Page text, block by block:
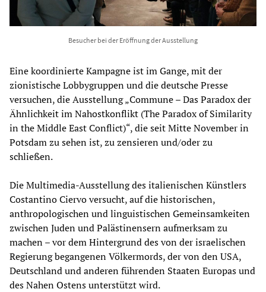
Besucher bei der Eröffnung der Ausstellung
Eine koordinierte Kampagne ist im Gange, mit der
zionistische Lobbygruppen und die deutsche Presse
versuchen, die Ausstellung „Commune – Das Paradox der
Ähnlichkeit im Nahostkonflikt (The Paradox of Similarity
in the Middle East Conflict)“, die seit Mitte November in
Potsdam zu sehen ist, zu zensieren und/oder zu
schließen.
Die Multimedia-Ausstellung des italienischen Künstlers
Costantino Ciervo versucht, auf die historischen,
anthropologischen und linguistischen Gemeinsamkeiten
zwischen Juden und Palästinensern aufmerksam zu
machen – vor dem Hintergrund des von der israelischen
Regierung begangenen Völkermords, der von den USA,
Deutschland und anderen führenden Staaten Europas und
des Nahen Ostens unterstützt wird.